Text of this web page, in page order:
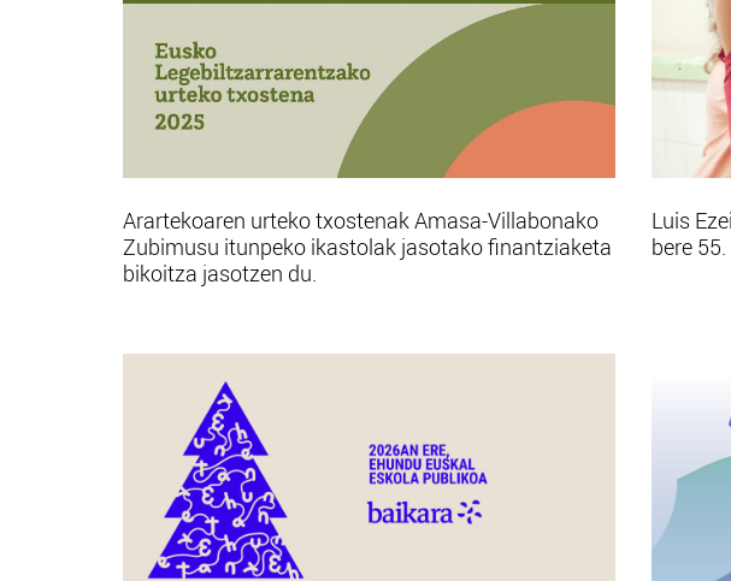
Arartekoaren urteko txostenak Amasa-Villabonako
Zubimusu itunpeko ikastolak jasotako finantziaketa
bikoitza jasotzen du.
Luis
bere